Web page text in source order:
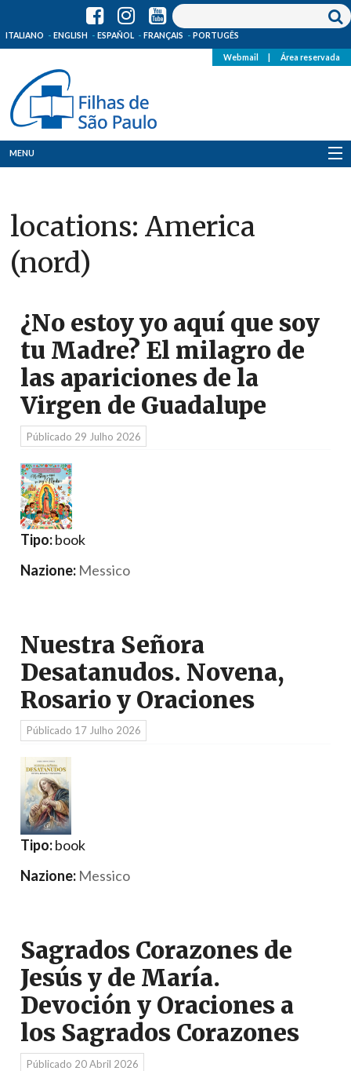
ITALIANO ENGLISH ESPAÑOL FRANÇAIS PORTUGÊS
Webmail Área reservada
MENU
Onde Estamos
Notícias
Media
locations: America
(nord)
¿No estoy yo aquí que soy
tu Madre? El milagro de
las apariciones de la
Virgen de Guadalupe
Públicado 29 Julho 2026
Tipo:book
Nazione: Messico
Nuestra Señora
Desatanudos. Novena,
Rosario y Oraciones
Públicado 17 Julho 2026
Tipo:book
Nazione: Messico
Sagrados Corazones de
Jesús y de María.
Devoción y Oraciones a
los Sagrados Corazones
Públicado 20 Abril 2026